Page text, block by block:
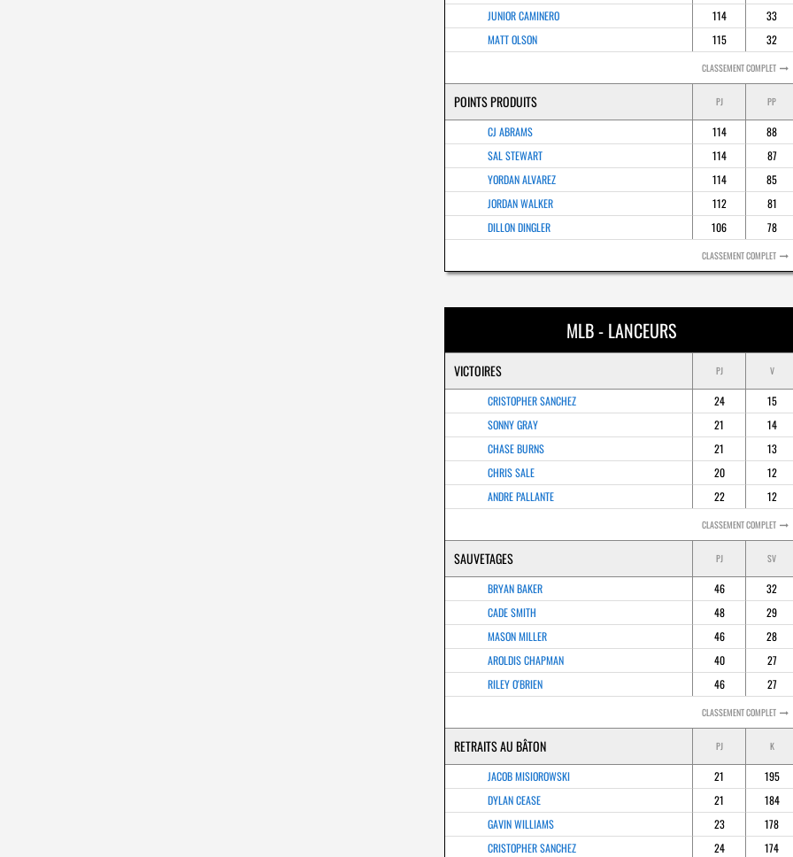
JUNIOR CAMINERO
114
33
MATT OLSON
115 32
CLASSEMENT COMPLET
POINTS PRODUITS PJ PP
CJ ABRAMS 114
88
SAL STEWART
114
87
YORDAN ALVAREZ
114
85
JORDAN WALKER
112
81
DILLON DINGLER
106 78
CLASSEMENT COMPLET
MLB - LANCEURS
VICTOIRES PJ V
CRISTOPHER SANCHEZ 24
15
SONNY GRAY
21
14
CHASE BURNS
21
13
CHRIS SALE
20
12
ANDRE PALLANTE
22 12
CLASSEMENT COMPLET
SAUVETAGES PJ SV
BRYAN BAKER 46
32
CADE SMITH
48
29
MASON MILLER
46
28
AROLDIS CHAPMAN
40
27
RILEY O'BRIEN
46 27
CLASSEMENT COMPLET
RETRAITS AU BÂTON PJ K
JACOB MISIOROWSKI 21
195
DYLAN CEASE
21
184
GAVIN WILLIAMS
23
178
CRISTOPHER SANCHEZ
24 174